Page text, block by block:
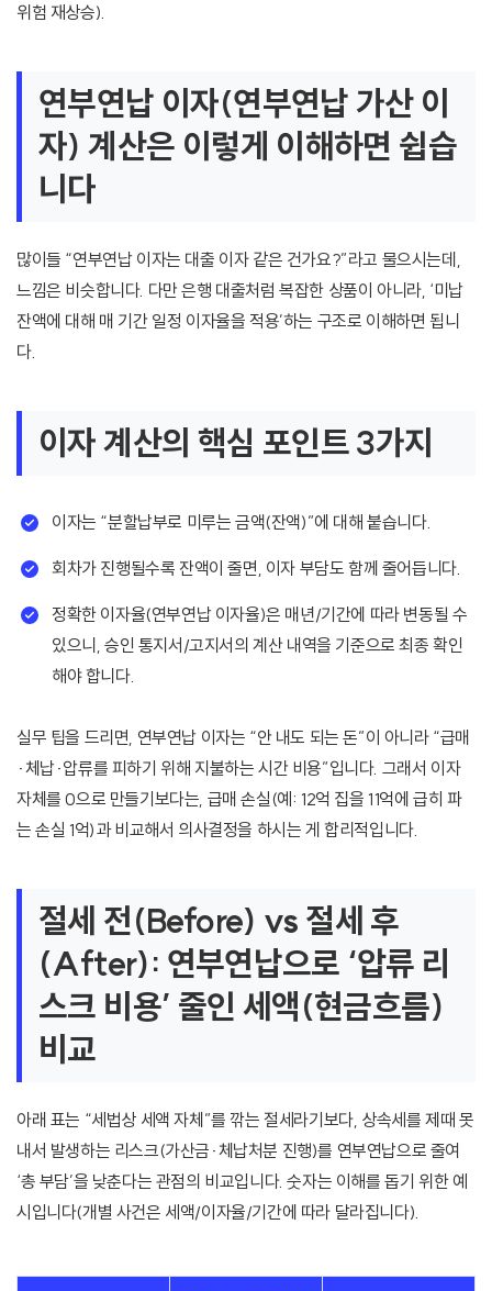
위험 재상승).
연부연납 이자(연부연납 가산 이
자) 계산은 이렇게 이해하면 쉽습
니다
많이들 “연부연납 이자는 대출 이자 같은 건가요?”라고 물으시는데,
느낌은 비슷합니다. 다만 은행 대출처럼 복잡한 상품이 아니라, ‘미납
잔액에 대해 매 기간 일정 이자율을 적용’하는 구조로 이해하면 됩니
다.
이자 계산의 핵심 포인트 3가지
이자는 “분할납부로 미루는 금액(잔액)”에 대해 붙습니다.
회차가 진행될수록 잔액이 줄면, 이자 부담도 함께 줄어듭니다.
정확한 이자율(연부연납 이자율)은 매년/기간에 따라 변동될 수
있으니, 승인 통지서/고지서의 계산 내역을 기준으로 최종 확인
해야 합니다.
실무 팁을 드리면, 연부연납 이자는 “안 내도 되는 돈”이 아니라 “급매
·체납·압류를 피하기 위해 지불하는 시간 비용”입니다. 그래서 이자
자체를 0으로 만들기보다는, 급매 손실(예: 12억 집을 11억에 급히 파
는 손실 1억)과 비교해서 의사결정을 하시는 게 합리적입니다.
절세 전(Before) vs 절세 후
(After): 연부연납으로 ‘압류 리
스크 비용’ 줄인 세액(현금흐름)
비교
아래 표는 “세법상 세액 자체”를 깎는 절세라기보다, 상속세를 제때 못
내서 발생하는 리스크(가산금·체납처분 진행)를 연부연납으로 줄여
‘총 부담’을 낮춘다는 관점의 비교입니다. 숫자는 이해를 돕기 위한 예
시입니다(개별 사건은 세액/이자율/기간에 따라 달라집니다).